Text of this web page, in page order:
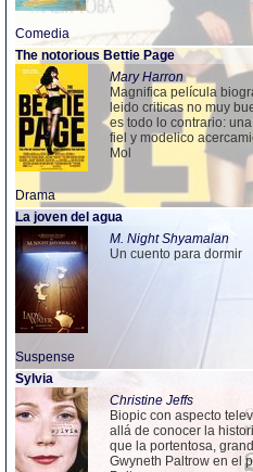
Comedia
The notorious Bettie Page
Mary Harron
Magnifica película
leido criticas no muy
es todo lo contrario:
fiel y modelico
Mol
Drama
La joven del agua
M. Night Shyamalan
Un cuento para dormir
Suspense
Sylvia
Christine Jeffs
Biopic con aspecto
allá de conocer la
que la portentosa,
Gwyneth Paltrow en el